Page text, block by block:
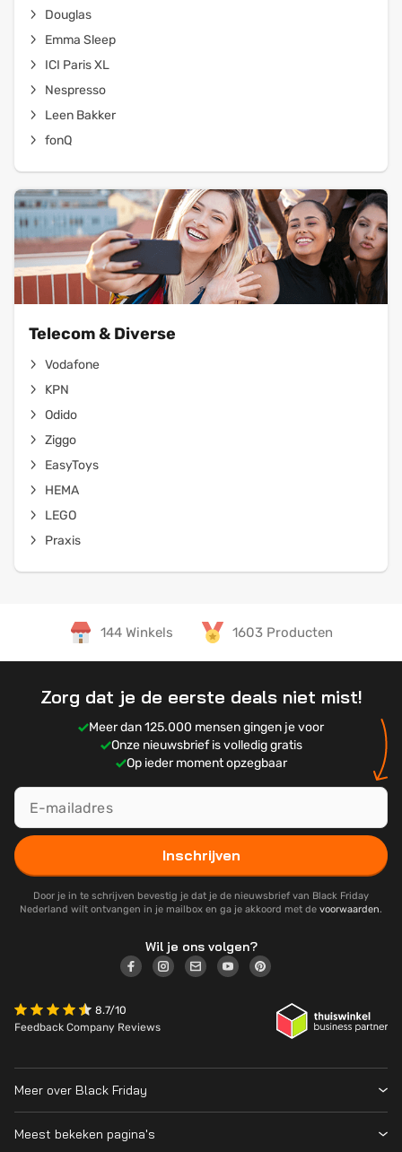
Douglas
Emma Sleep
ICI Paris XL
Nespresso
Leen Bakker
fonQ
Telecom & Diverse
Vodafone
KPN
Odido
Ziggo
EasyToys
HEMA
LEGO
Praxis
144 Winkels 1603 Producten
Zorg dat je de eerste deals niet mist!
Meer dan 125.000 mensen gingen je voor
Onze nieuwsbrief is volledig gratis
Op ieder moment opzegbaar
Inschrijven
Door je in te schrijven bevestig je dat je de nieuwsbrief van Black Friday
Nederland wilt ontvangen in je mailbox en ga je akkoord met de voorwaarden.
Wil je ons volgen?
8.7/10
Feedback Company Reviews
Meer over Black Friday
Wanneer is Black Friday?
Meest bekeken pagina's